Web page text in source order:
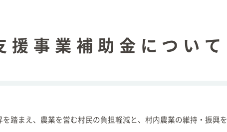
染症に関する情報
援事業補助金について
踏まえ、農業を営む村民の負担軽減と、村内農業の維持・振興